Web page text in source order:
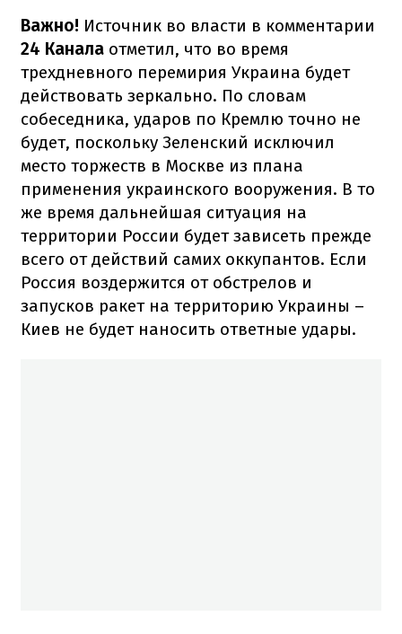
Важно! Источник во власти в комментарии
24 Канала отметил, что во время
трехдневного перемирия Украина будет
действовать зеркально. По словам
собеседника, ударов по Кремлю точно не
будет, поскольку Зеленский исключил
место торжеств в Москве из плана
применения украинского вооружения. В то
же время дальнейшая ситуация на
территории России будет зависеть прежде
всего от действий самих оккупантов. Если
Россия воздержится от обстрелов и
запусков ракет на территорию Украины –
Киев не будет наносить ответные удары.